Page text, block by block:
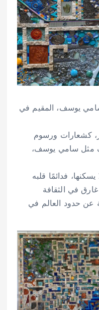
يوسف، المقيم في
كشعارات ورسوم
مثل سامي يوسف،
فدائمًا قلبه
في الثقافة
عن حدود العالم في